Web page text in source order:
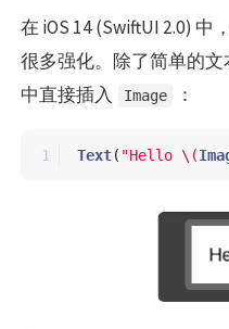
在 iOS 14 (SwiftUI 2.0) 中
很多强化。除了简单的
中直接插入 Image ：
Text( "Hello \(